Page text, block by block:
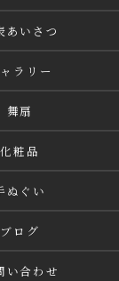
あいさつ
ラリー
舞扇
化粧品
ぬぐい
ブログ
い合わせ